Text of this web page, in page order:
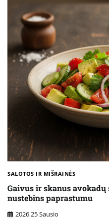
SALOTOS IR MIŠRAINĖS
Gaivus ir skanus
nustebins paprastumu
2026 25 Sausio